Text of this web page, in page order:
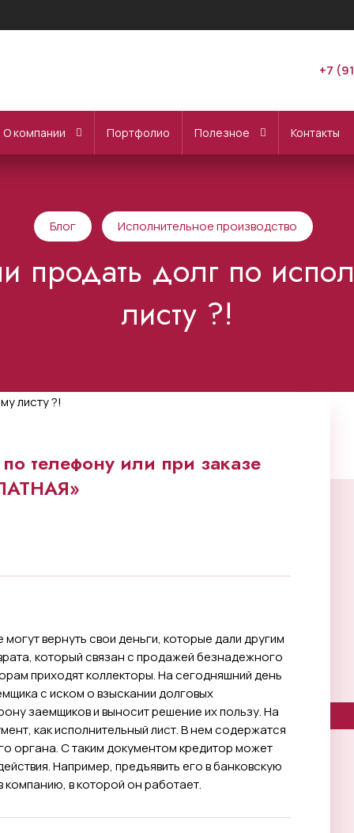
+7
О компании Портфолио Полезное Контакты
Блог Исполнительное производство
продать долг по
листу ?!
телефону или при заказе
вернуть свои деньги, которые дали другим
который связан с продажей безнадежного
приходят коллекторы. На сегодняшний день
с иском о взыскании долговых
заемщиков и выносит решение их пользу. На
как исполнительный лист. В нем содержатся
органа. С таким документом кредитор может
Например, предъявить его в банковскую
в которой он работает.